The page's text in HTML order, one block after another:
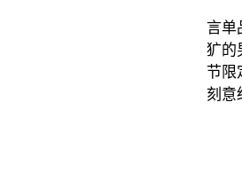
言单
犷的
节限
刻意